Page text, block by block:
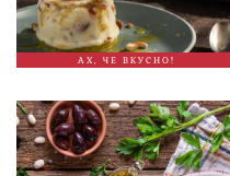
АХ, ЧЕ ВКУСНО!